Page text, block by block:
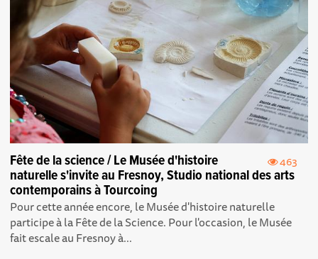
463
Fête de la science / Le Musée d'histoire
naturelle s'invite au Fresnoy, Studio national des arts
contemporains à Tourcoing
Pour cette année encore, le Musée d'histoire naturelle
participe à la Fête de la Science. Pour l'occasion, le Musée
fait escale au Fresnoy à...